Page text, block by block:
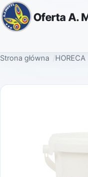
Oferta A.
Strona główna HORECA